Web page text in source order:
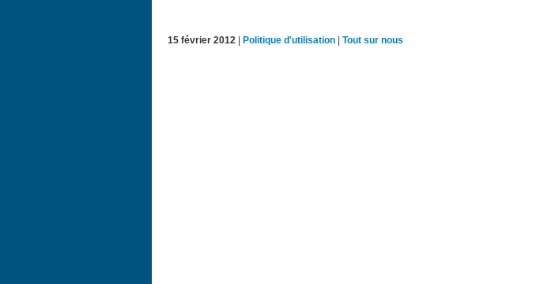
15 février 2012 Politique d'utilisation Tout sur nous